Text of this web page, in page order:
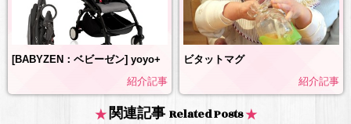
[BABYZEN：ベビーゼン] yoyo+
紹介記事
ビタットマグ
紹介記事
関連記事 Related Posts